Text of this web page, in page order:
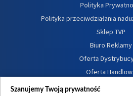
Polityka
Polityka przeciwdziałania
Sklep TVP
Biuro Reklamy
Oferta
Oferta
Dostępność
Szanujemy Twoją prywatność